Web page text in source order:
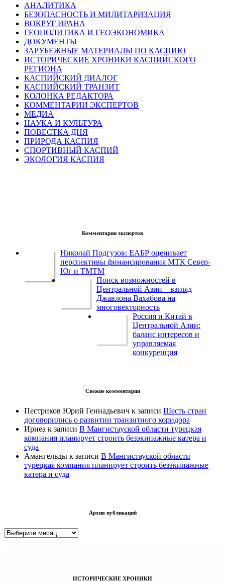
АНАЛИТИКА
БЕЗОПАСНОСТЬ И МИЛИТАРИЗАЦИЯ
ВОКРУГ ИРАНА
ГЕОПОЛИТИКА И ГЕОЭКОНОМИКА
ДОКУМЕНТЫ
ЗАРУБЕЖНЫЕ МАТЕРИАЛЫ ПО КАСПИЮ
ИСТОРИЧЕСКИЕ ХРОНИКИ КАСПИЙСКОГО
РЕГИОНА
КАСПИЙСКИЙ ДИАЛОГ
КАСПИЙСКИЙ ТРАНЗИТ
КОЛОНКА РЕДАКТОРА
КОММЕНТАРИИ ЭКСПЕРТОВ
МЕДИА
НАУКА И КУЛЬТУРА
ПОВЕСТКА ДНЯ
ПРИРОДА КАСПИЯ
СПОРТИВНЫЙ КАСПИЙ
ЭКОЛОГИЯ КАСПИЯ
Комментарии экспертов
Николай Подгузов: ЕАБР оценивает
перспективы финансирования МТК Север-
Юг и ТМТМ
Поиск возможностей в
Центральной Азии – взгляд
Джавлона Вахабова на
многовекторность
Россия и Китай в
Центральной Азии:
баланс интересов и
управляемая
конкуренция
Свежие комментарии
Пестриков Юрий Геннадьевич к записи Шесть стран
договорились о развитии транзитного коридора
Ириеа к записи В Мангистауской области турецкая
компания планирует строить безэкипажные катера и
суда
Амангельды к записи В Мангистауской области
турецкая компания планирует строить безэкипажные
катера и суда
Архив публикаций
Архив
ИСТОРИЧЕСКИЕ ХРОНИКИ